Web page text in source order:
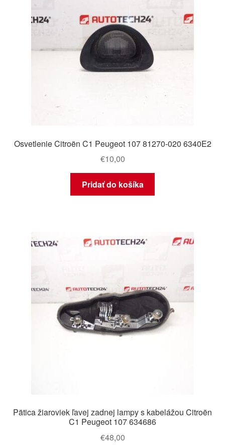
Osvetlenie Citroën C1 Peugeot 107 81270-020 6340E2
€10,00
Pridať do košíka
Pätica žiaroviek ľavej zadnej lampy s kabelážou Citroën
C1 Peugeot 107 634686
€48,00